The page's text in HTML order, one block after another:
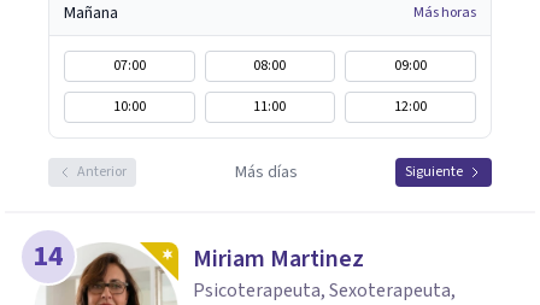
Mañana Más horas
07:00 08:00
09:00
10:00
11:00 12:00
Anterior Más días Siguiente
14 Miriam Martinez
Psicoterapeuta, Sexoterapeuta,